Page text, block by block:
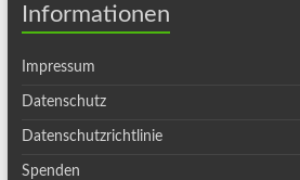
Informationen
Impressum
Datenschutz
Datenschutzrichtlinie
Spenden